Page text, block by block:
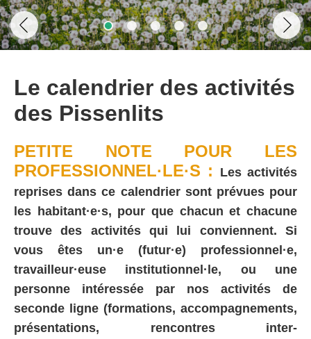
Le calendrier des activités
des Pissenlits
PETITE NOTE POUR LES
PROFESSIONNEL·LE·S :
Les activités
reprises dans ce calendrier sont prévues pour
les habitant·e·s, pour que chacun et chacune
trouve des activités qui lui conviennent. Si
vous êtes un·e (futur·e) professionnel·e,
travailleur·euse institutionnel·le, ou une
personne intéressée par nos activités de
seconde ligne (formations, accompagnements,
présentations, rencontres inter-